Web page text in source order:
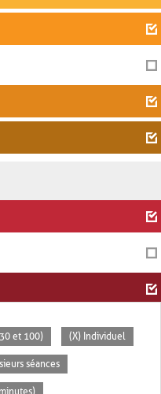
et 100) (X) Individuel
séances